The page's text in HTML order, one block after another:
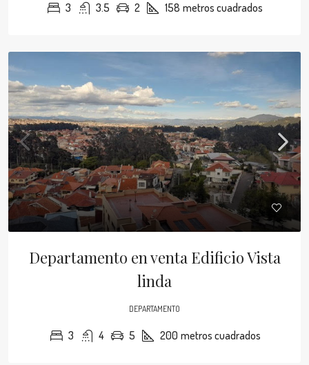
3 3.5 2 158 metros cuadrados
Departamento en venta Edificio Vista
linda
DEPARTAMENTO
3 4 5 200 metros cuadrados